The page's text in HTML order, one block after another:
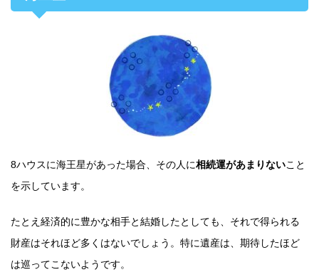
8ハウスに海王星があった場合、その人に相続運があまりないこと
を示しています。
たとえ経済的に豊かな相手と結婚したとしても、それで得られる
財産はそれほど多くはないでしょう。特に遺産は、期待したほど
は巡ってこないようです。